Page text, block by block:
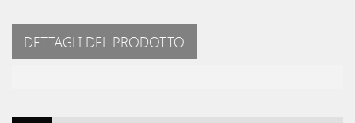
DETTAGLI DEL PRODOTTO